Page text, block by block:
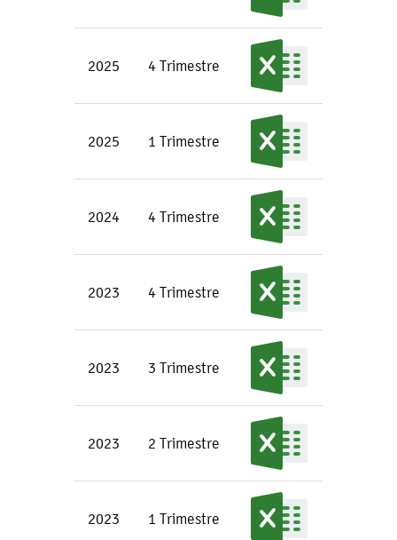
2025 4 Trimestre
2025 1 Trimestre
2024 4 Trimestre
2023 4 Trimestre
2023 3 Trimestre
2023 2 Trimestre
2023 1 Trimestre